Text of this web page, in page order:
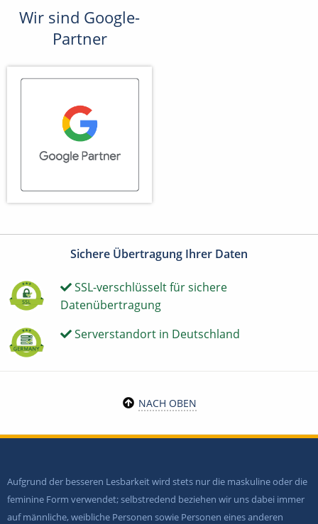
Wir sind Google-
Partner
Sichere Übertragung Ihrer Daten
SSL-verschlüsselt für sichere
Datenübertragung
Serverstandort in Deutschland
NACH OBEN
Aufgrund der besseren Lesbarkeit wird stets nur die maskuline oder die
feminine Form verwendet; selbstredend beziehen wir uns dabei immer
auf männliche, weibliche Personen sowie Personen eines anderen